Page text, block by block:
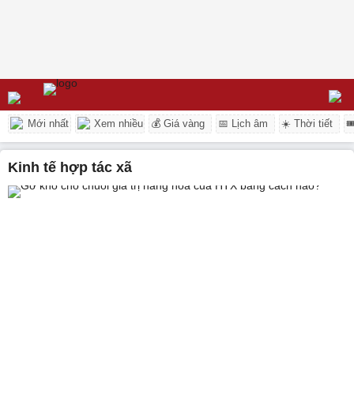
Mới nhất Xem nhiều 💰 Giá vàng 📅 Lịch âm ☀️ Thời tiết
kinh tế hợp tác xã